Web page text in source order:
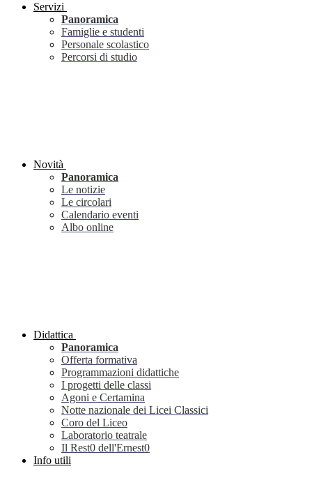
Servizi
Panoramica
Famiglie e studenti
Personale scolastico
Percorsi di studio
Novità
Panoramica
Le notizie
Le circolari
Calendario eventi
Albo online
Didattica
Panoramica
Offerta formativa
Programmazioni didattiche
I progetti delle classi
Agoni e Certamina
Notte nazionale dei Licei Classici
Coro del Liceo
Laboratorio teatrale
Il Rest0 dell'Ernest0
Info utili